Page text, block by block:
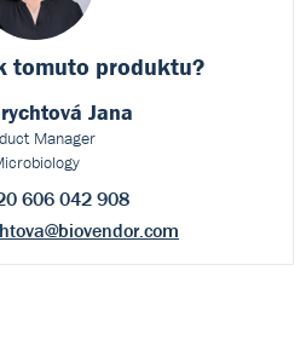
tomuto produktu?
Jana
Manager
606 042 908
@biovendor.com